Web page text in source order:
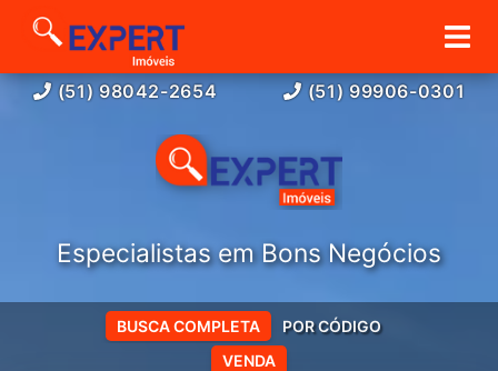
(51) 98042-2654 (51) 99906-0301
Especialistas em Bons Negócios
VENDA
BUSCA COMPLETA POR CÓDIGO